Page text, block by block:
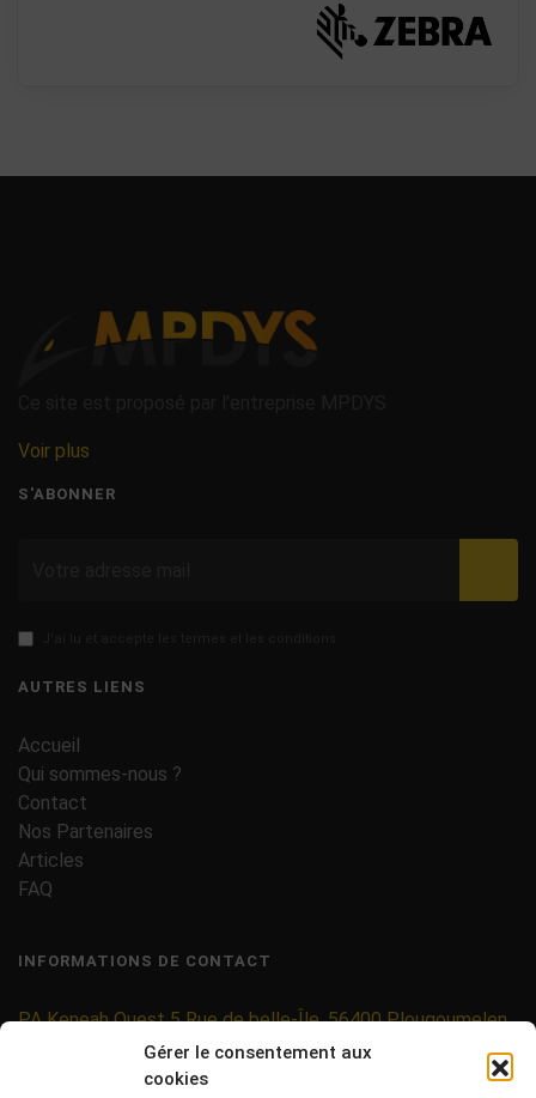
Gérer le consentement aux
cookies
Voir plus
S'ABONNER
AUTRES LIENS
Accueil
Qui sommes-nous ?
Contact
Nos Partenaires
Articles
FAQ
INFORMATIONS DE CONTACT
PA Keneah Ouest 5 Rue de belle-Île, 56400 Plougoumelen
contact@etiquettes-adhesives-rouleaux.com